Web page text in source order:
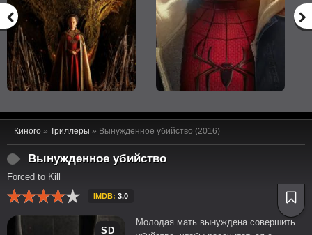
Киного » Триллеры » Вынужденное убийство (2016)
Вынужденное убийство
Forced to Kill
IMDB: 3.0
SD
Молодая мать вынуждена совершить